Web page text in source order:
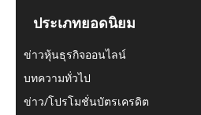
ประเภทยอดนิยม
ข่าวหุ้นธุรกิจออนไลน์
บทความทั่วไป
ข่าว/โปรโมชั่นบัตรเครดิต